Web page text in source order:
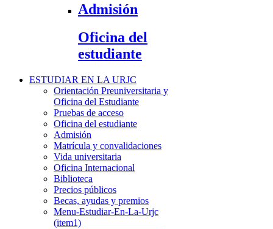
Admisión
Oficina del
estudiante
ESTUDIAR EN LA URJC
Orientación Preuniversitaria y
Oficina del Estudiante
Pruebas de acceso
Oficina del estudiante
Admisión
Matrícula y convalidaciones
Vida universitaria
Oficina Internacional
Biblioteca
Precios públicos
Becas, ayudas y premios
Menu-Estudiar-En-La-Urjc
(item1)